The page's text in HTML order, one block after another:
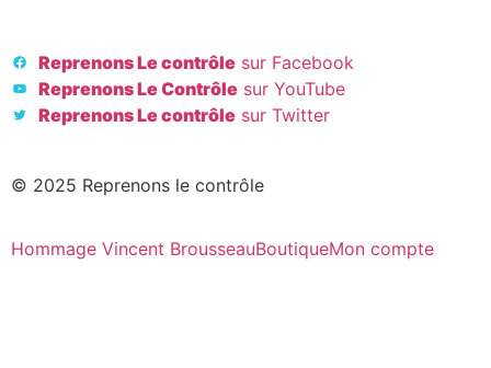
Reprenons Le contrôle sur Facebook
Reprenons Le Contrôle sur YouTube
Reprenons Le contrôle sur Twitter
© 2025 Reprenons le contrôle
Hommage Vincent BrousseauBoutiqueMon compte